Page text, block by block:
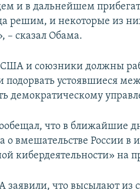
и в дальнейшем
решим, и некоторые из
– сказал Обама.
и союзники должны
подорвать устоявшиеся
демократическому
что в ближайшие
о вмешательстве России
кибердеятельности» на
заявили, что высылают из